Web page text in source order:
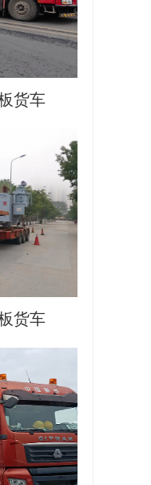
货车
货车